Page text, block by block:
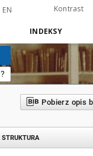
EN Kontrast
INDEKSY
?
Pobierz opis
STRUKTURA